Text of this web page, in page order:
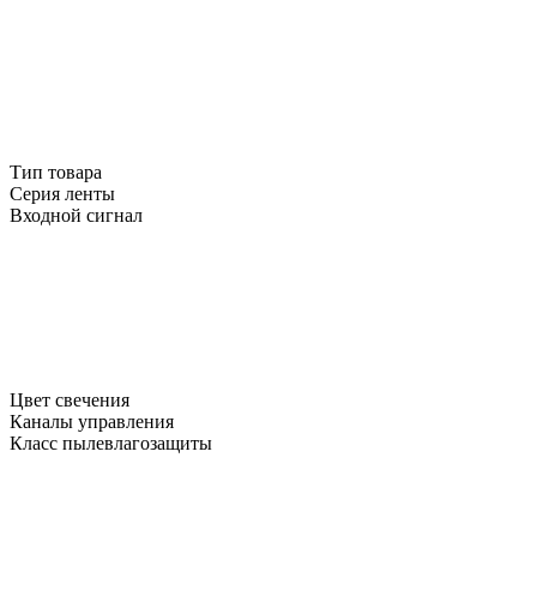
Тип товара
Серия ленты
Входной сигнал
Цвет свечения
Каналы управления
Класс пылевлагозащиты